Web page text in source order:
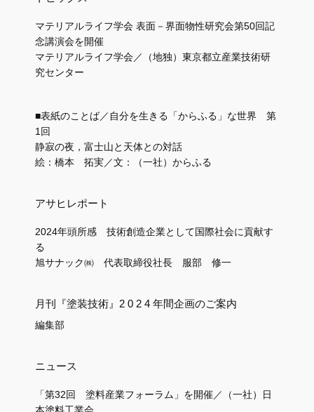
マテリアルライフ学会 表面－界面物性研究会第50回記
念講演会を開催
マテリアルライフ学会／（地独）東京都立産業技術研
究センター
■表紙のことば／自分を生きる「からふる」な世界 第
1回
静寂の夜，富士山と天体との対話
絵：橋本 拓実／文：（一社）からふる
アサヒレポート
2024年頭所感 技術創造企業として国際社会に貢献す
る
旭サナック㈱ 代表取締役社長 服部 修一
月刊『塗装技術』2 0 2 4 年間企画のご案内
編集部
ニュース
「第32回 塗料産業フォーラム」を開催／（一社）日